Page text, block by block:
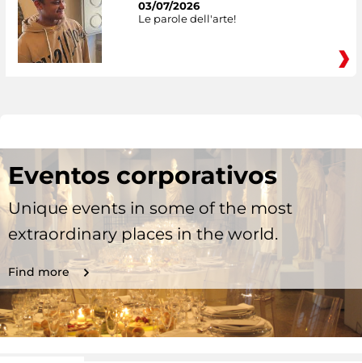
03/07/2026
Le parole dell'arte!
Eventos corporativos
Unique events in some of the most
extraordinary places in the world.
Find more